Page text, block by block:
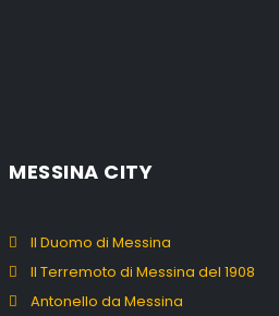
MESSINA CITY
Il Duomo di Messina
Il Terremoto di Messina del 1908
Antonello da Messina